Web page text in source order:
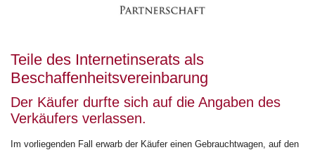
Teile des Internetinserats als
Beschaffenheitsvereinbarung
Der Käufer durfte sich auf die Angaben des
Verkäufers verlassen.
Im vorliegenden Fall erwarb der Käufer einen Gebrauchtwagen, auf den